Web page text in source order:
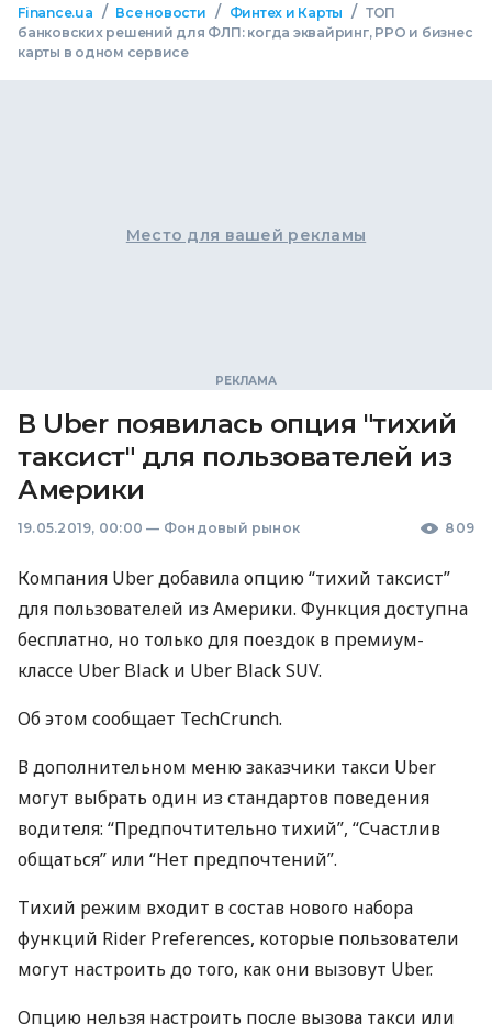
Finance.ua / Все новости / Финтех и Карты / ТОП
банковских решений для ФЛП: когда эквайринг, РРО и бизнес
карты в одном сервисе
Место для вашей рекламы
В Uber появилась опция "тихий
таксист" для пользователей из
Америки
19.05.2019, 00:00 — Фондовый рынок 809
Компания Uber добавила опцию “тихий таксист”
для пользователей из Америки. Функция доступна
бесплатно, но только для поездок в премиум-
классе Uber Black и Uber BlackSUV.
Об этом сообщает TechCrunch.
В дополнительном меню заказчики такси Uber
могут выбрать один из стандартов поведения
водителя: “Предпочтительно тихий”, “Счастлив
общаться” или “Нет предпочтений”.
Тихий режим входит в состав нового набора
функций Rider Preferences, которые пользователи
могут настроить до того, как они вызовут Uber.
Опцию нельзя настроить после вызова такси или